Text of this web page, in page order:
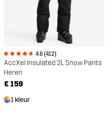
4.6 (412)
AccXel Insulated 2L Snow Pants
Heren
€ 159
1 kleur